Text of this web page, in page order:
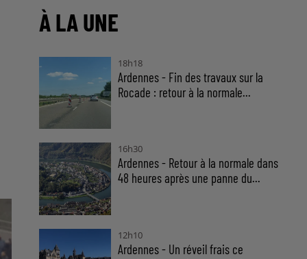
À LA UNE
18h18
Ardennes - Fin des travaux sur la
Rocade : retour à la normale...
16h30
Ardennes - Retour à la normale dans
48 heures après une panne du...
12h10
Ardennes - Un réveil frais ce